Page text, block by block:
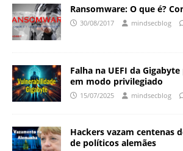
Ransomware: O que é?
30/08/2017 mindsecblog
Falha na UEFI da
em modo privilegiado
15/07/2025 mindsecblog
Hackers vazam centenas
de políticos alemães